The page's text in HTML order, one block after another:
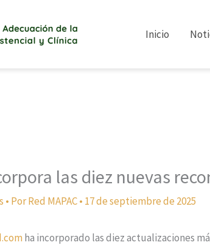
Inicio
las diez nuevas
• PorRed MAPAC• 17 de septiembre de 2025
ha incorporado las diez actualizaciones